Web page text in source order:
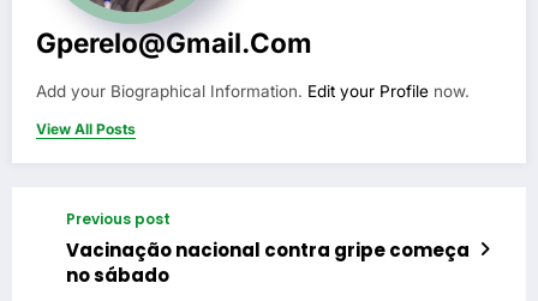
Gperelo@gmail.com
Add your Biographical Information. Edit your Profile now.
View All Posts
Previous post
Vacinação nacional contra gripe começa
no sábado